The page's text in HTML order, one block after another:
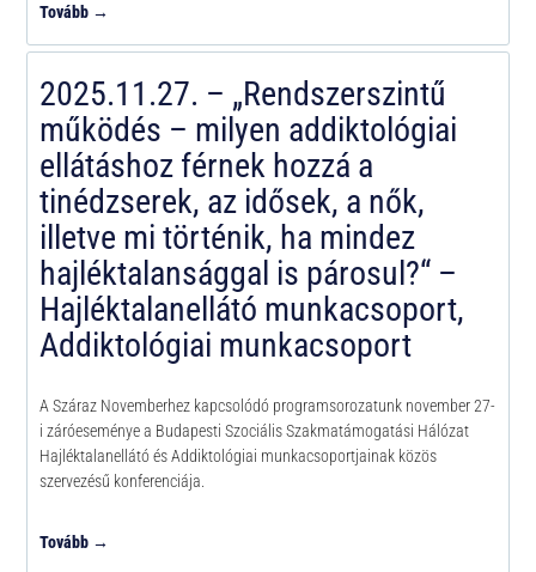
Tovább →
2025.11.27. – „Rendszerszintű
működés – milyen addiktológiai
ellátáshoz férnek hozzá a
tinédzserek, az idősek, a nők,
illetve mi történik, ha mindez
hajléktalansággal is párosul?“ –
Hajléktalanellátó munkacsoport,
Addiktológiai munkacsoport
A Száraz Novemberhez kapcsolódó programsorozatunk november 27-
i záróeseménye a Budapesti Szociális Szakmatámogatási Hálózat
Hajléktalanellátó és Addiktológiai munkacsoportjainak közös
szervezésű konferenciája.
Tovább →